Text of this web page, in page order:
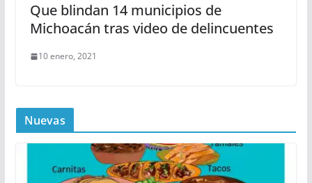
Que blindan 14 municipios de
Michoacán tras video de delincuentes
10 enero, 2021
Nuevas